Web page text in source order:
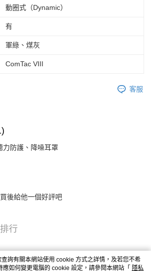
動圈式（Dynamic）
有
軍綠、煤灰
ComTac VIII
客服
力防護、降噪耳罩
後給他一個好評吧
行
詢有關本網站使用 cookie 方式之詳情，及若您不希
應如何變更電腦的 cookie 設定，請參閱本網站「 隱私